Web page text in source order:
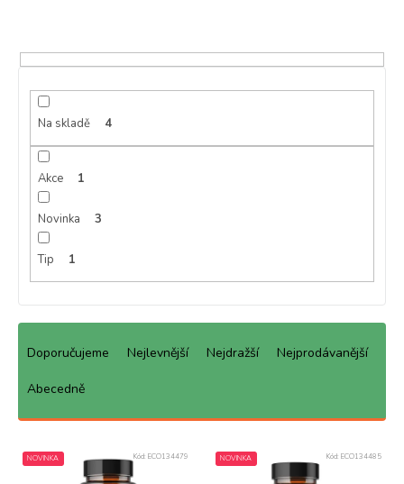
Na skladě 4
Akce 1
Novinka 3
Tip 1
Ř
p
r
Doporučujeme Nejlevnější Nejdražší Nejprodávanější
Abecedně
NOVINKA Kód: ECO134479 NOVINKA Kód: ECO134485